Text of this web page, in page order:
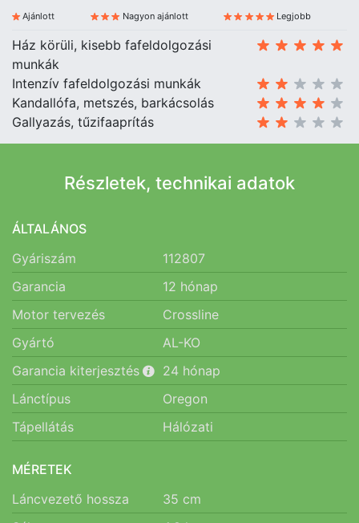
Ajánlott Nagyon ajánlott Legjobb
Ház körüli, kisebb fafeldolgozási
munkák
Intenzív fafeldolgozási munkák
Kandallófa, metszés, barkácsolás
Gallyazás, tűzifaaprítás
Részletek, technikai adatok
ÁLTALÁNOS
Gyáriszám
112807
Garancia
12 hónap
Motor tervezés
Crossline
Gyártó
AL-KO
Garancia kiterjesztés
24 hónap
Lánctípus
Oregon
Tápellátás
Hálózati
MÉRETEK
Láncvezető hossza
35 cm